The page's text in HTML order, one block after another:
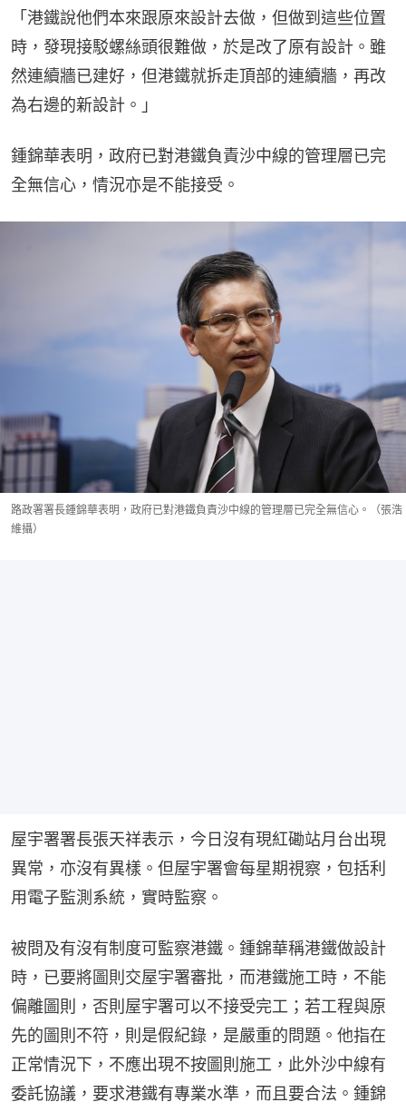
「港鐵說他們本來跟原來設計去做，但做到這些位置
時，發現接駁螺絲頭很難做，於是改了原有設計。雖
然連續牆已建好，但港鐵就拆走頂部的連續牆，再改
為右邊的新設計。」
鍾錦華表明，政府已對港鐵負責沙中線的管理層已完
全無信心，情況亦是不能接受。
路政署署長鍾錦華表明，政府已對港鐵負責沙中線的管理層已完全無信心。（張浩
維攝）
屋宇署署長張天祥表示，今日沒有現紅磡站月台出現
異常，亦沒有異樣。但屋宇署會每星期視察，包括利
用電子監測系統，實時監察。
被問及有沒有制度可監察港鐵。鍾錦華稱港鐵做設計
時，已要將圖則交屋宇署審批，而港鐵施工時，不能
偏離圖則，否則屋宇署可以不接受完工；若工程與原
先的圖則不符，則是假紀錄，是嚴重的問題。他指在
正常情況下，不應出現不按圖則施工，此外沙中線有
委託協議，要求港鐵有專業水準，而且要合法。鍾錦